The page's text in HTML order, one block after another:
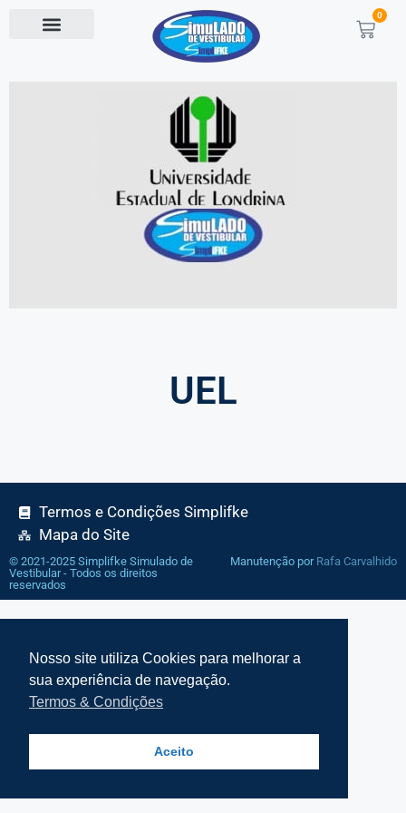
0
UEL
Termos e Condições Simplifke
Mapa do Site
© 2021-2025 Simplifke Simulado de
Vestibular - Todos os direitos
reservados
Manutenção por Rafa Carvalhido
Nosso site utiliza Cookies para melhorar a
sua experiência de navegação.
Termos & Condições
Aceito